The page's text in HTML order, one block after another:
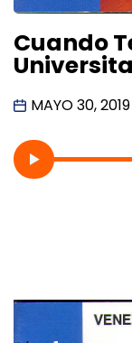
Cuando
MAYO 30, 2019